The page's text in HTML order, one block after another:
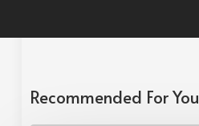
Recommended For You